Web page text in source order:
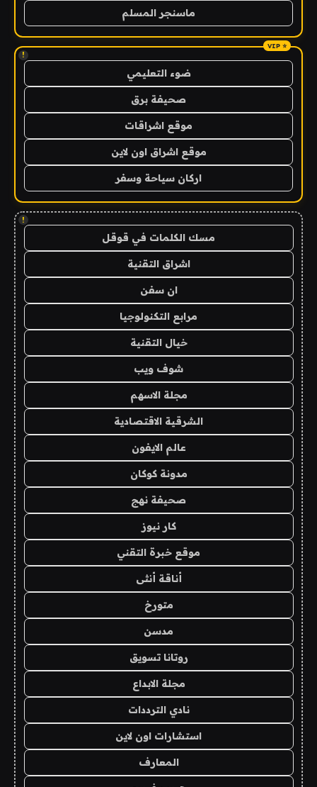
ماسنجر المسلم
!
ضوء التعليمي
صحيفة برق
موقع اشراقات
موقع اشراق اون لاين
اركان سياحة وسفر
!
مسك الكلمات في قوقل
اشراق التقنية
ان سفن
مرابع التكنولوجيا
خيال التقنية
شوف ويب
مجلة الاسهم
الشرقية الاقتصادية
عالم الايفون
مدونة كوكان
صحيفة نهج
كار نيوز
موقع خبرة التقني
أناقة أنثى
متورخ
مدسن
روتانا تسويق
مجلة الابداع
نادي الترددات
استشارات اون لاين
المعارف